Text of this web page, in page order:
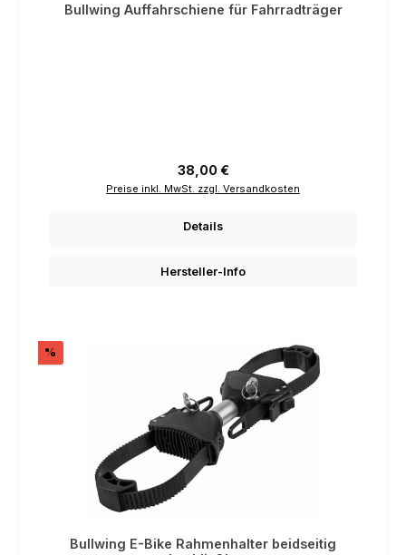
Bullwing Auffahrschiene für Fahrradträger
Regulärer Preis:
38,00 €
Preise inkl. MwSt. zzgl. Versandkosten
Details
Hersteller-Info
%
Bullwing E-Bike Rahmenhalter beidseitig